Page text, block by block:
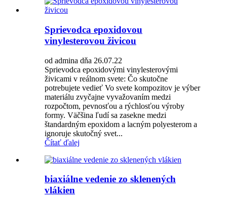
Sprievodca epoxidovou
vinylesterovou živicou
od admina dňa 26.07.22
Sprievodca epoxidovými vinylesterovými
živicami v reálnom svete: Čo skutočne
potrebujete vedieť Vo svete kompozitov je výber
materiálu zvyčajne vyvažovaním medzi
rozpočtom, pevnosťou a rýchlosťou výroby
formy. Väčšina ľudí sa zasekne medzi
štandardným epoxidom a lacným polyesterom a
ignoruje skutočný svet...
Čítať ďalej
biaxiálne vedenie zo sklenených
vlákien